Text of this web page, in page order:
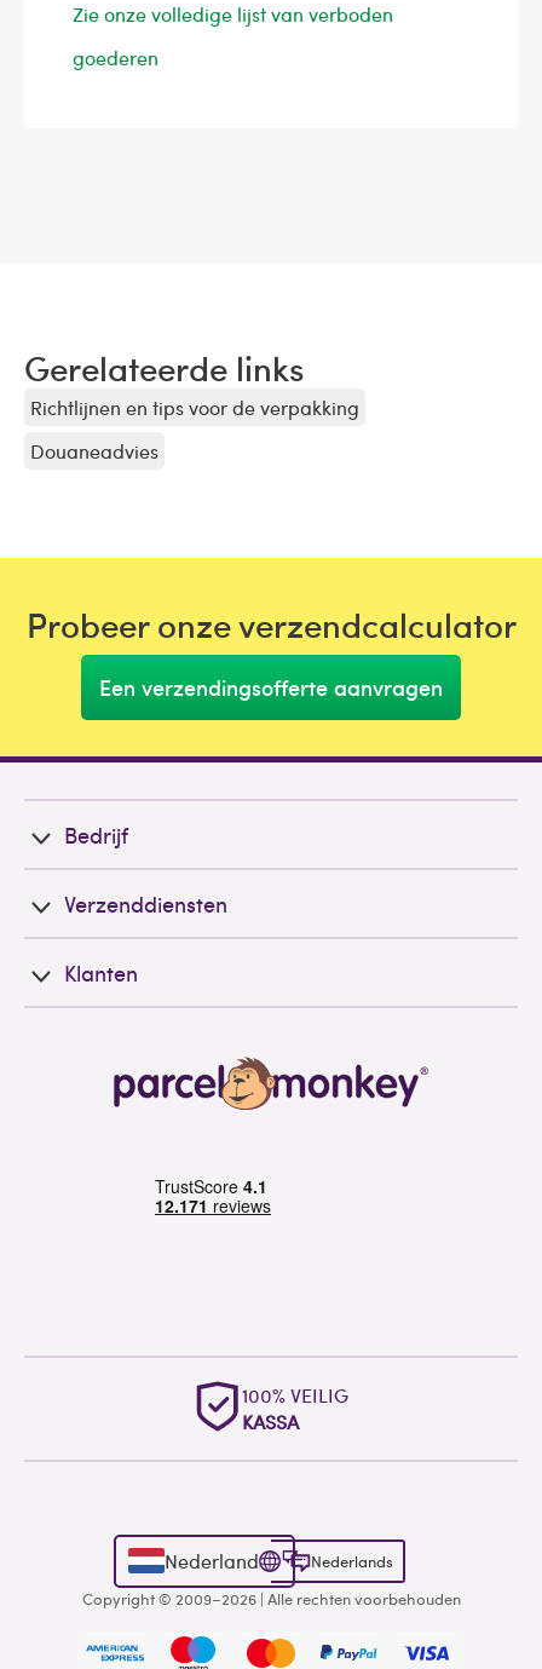
Zie onze volledige lijst van verboden
goederen
Gerelateerde links
Richtlijnen en tips voor de verpakking
Douaneadvies
Probeer onze verzendcalculator
Een verzendingsofferte aanvragen
Bedrijf
Verzenddiensten
Klanten
100% VEILIG
KASSA
Nederland
Nederlands
Copyright © 2009–2026 | Alle rechten voorbehouden